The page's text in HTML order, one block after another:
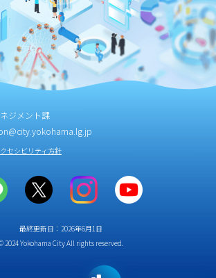
ジメント課
セシビリティ方針
最終更新日：2026年6月1日
2024 Yokohama City All rights reserved.